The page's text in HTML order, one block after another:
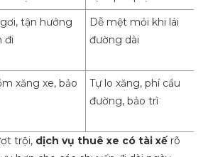
tận hưởng
đi
Dễ mệt mỏi khi lái
đường dài
xăng xe, bảo
Tự lo xăng, phí cầu
đường, bảo trì
trội, dịch vụ thuê xe có tài xếrõ